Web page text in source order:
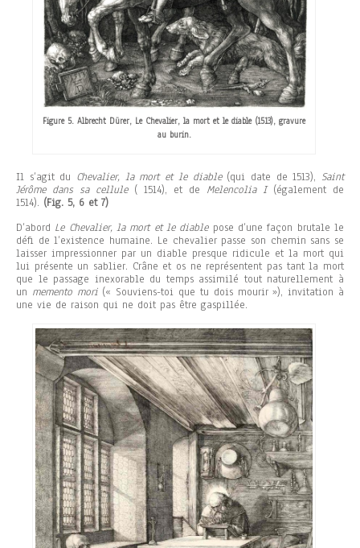
Figure 5. Albrecht Dürer, Le Chevalier, la mort et le diable (1513), gravure
au burin.
Il s’agit du Chevalier, la mort et le diable(qui date de 1513), Saint
Jérôme dans sa cellule( 1514), et de Melencolia I(également de
1514). (Fig. 5, 6 et 7)
D’abord Le Chevalier, la mort et le diablepose d’une façon brutale le
défi de l’existence humaine. Le chevalier passe son chemin sans se
laisser impressionner par un diable presque ridicule et la mort qui
lui présente un sablier. Crâne et os ne représentent pas tant la mort
que le passage inexorable du temps assimilé tout naturellement à
un memento mori(« Souviens-toi que tu dois mourir »), invitation à
une vie de raison qui ne doit pas être gaspillée.